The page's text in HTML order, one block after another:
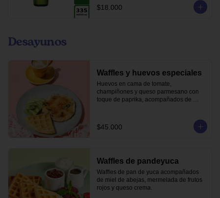
$18.000
Desayunos
Waffles y huevos especiales
Huevos en cama de tomate,
champiñones y queso parmesano con
toque de paprika, acompañados de
$45.000
Waffles de pandeyuca
Waffles de pan de yuca acompañados
de miel de abejas, mermelada de frutos
rojos y queso crema.